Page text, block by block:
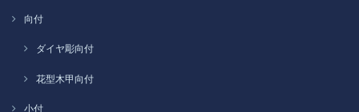
向付
ダイヤ彫向付
花型木甲向付
小付